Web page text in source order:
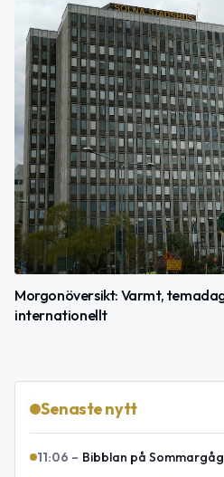
Morgonöversikt: Varmt,
internationellt
Senaste nytt
11:06 – Bibblan på